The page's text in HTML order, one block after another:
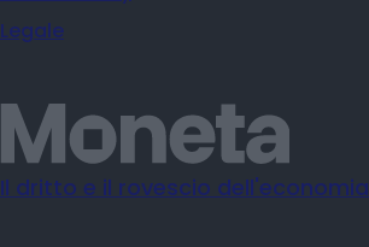
Legale
Il dritto e il rovescio dell'economia